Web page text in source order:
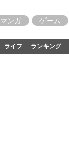
マンガ ゲーム
ライフ ランキング